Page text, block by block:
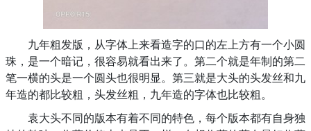
九年粗发版，从字体上来看造字的口的左上方有一个小圆
珠，是一个暗记，很容易就看出来了。第二个就是年制的第二
笔一横的头是一个圆头也很明显。第三就是大头的头发丝和九
年造的都比较粗，头发丝粗，九年造的字体也比较粗。
袁大头不同的版本有着不同的特色，每个版本都有自身独